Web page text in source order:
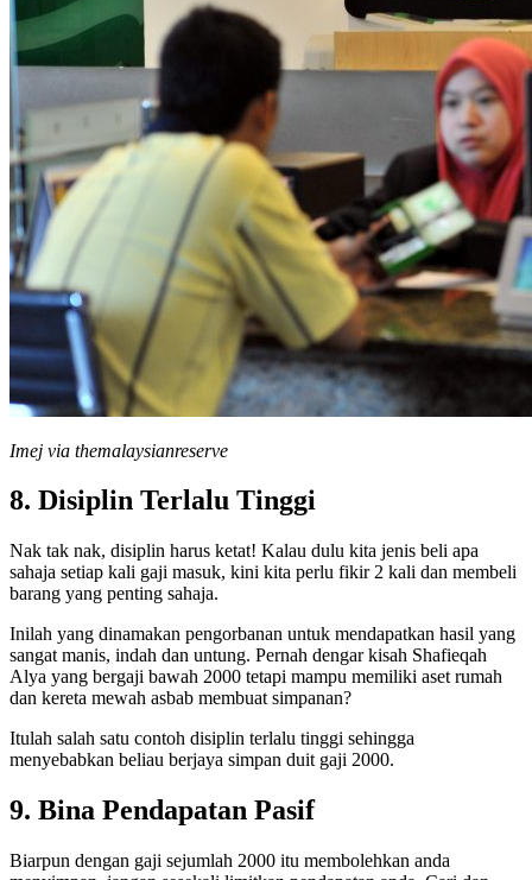
Imej via themalaysianreserve
8. Disiplin Terlalu Tinggi
Nak tak nak, disiplin harus ketat! Kalau dulu kita jenis beli apa
sahaja setiap kali gaji masuk, kini kita perlu fikir 2 kali dan membeli
barang yang penting sahaja.
Inilah yang dinamakan pengorbanan untuk mendapatkan hasil yang
sangat manis, indah dan untung. Pernah dengar kisah Shafieqah
Alya yang bergaji bawah 2000 tetapi mampu memiliki aset rumah
dan kereta mewah asbab membuat simpanan?
Itulah salah satu contoh disiplin terlalu tinggi sehingga
menyebabkan beliau berjaya simpan duit gaji 2000.
9. Bina Pendapatan Pasif
Biarpun dengan gaji sejumlah 2000 itu membolehkan anda